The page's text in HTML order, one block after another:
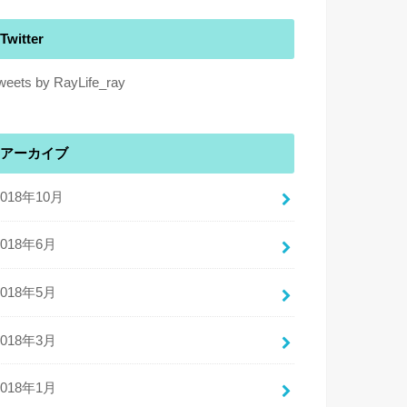
Twitter
by RayLife_ray
アーカイブ
年10月
年6月
年5月
年3月
年1月